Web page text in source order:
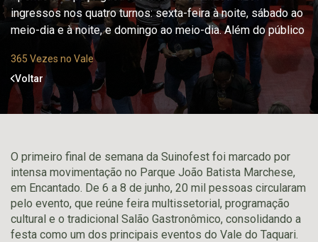
ingressos nos quatro turnos: sexta-feira à noite, sábado ao
meio-dia e à noite, e domingo ao meio-dia. Além do público
365 Vezes no Vale
Voltar
O primeiro final de semana da Suinofest foi marcado por
intensa movimentação no Parque João Batista Marchese,
em Encantado. De 6 a 8 de junho, 20 mil pessoas circularam
pelo evento, que reúne feira multissetorial, programação
cultural e o tradicional Salão Gastronômico, consolidando a
festa como um dos principais eventos do Vale do Taquari.